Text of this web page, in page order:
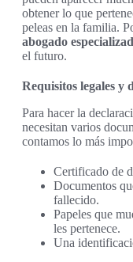
obtener lo que
peleas en la familia.
abogado
el futuro.
Requisitos legales y
Para hacer la
necesitan varios
contamos lo más
Certificado de
Documentos
fallecido.
Papeles que
les pertenece.
Una